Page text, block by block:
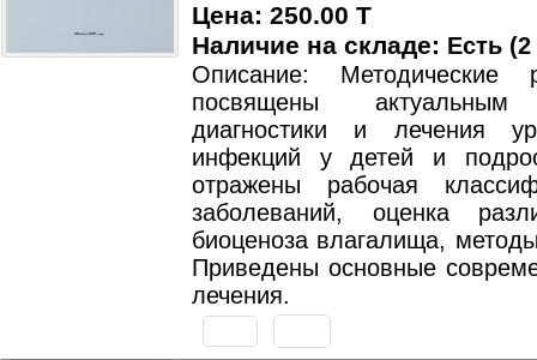
Цена: 250.00 T
Наличие на складе: Есть
Описание: Методические
посвящены актуальным
диагностики и лечения
инфекций у детей и
отражены рабочая
заболеваний, оценка
биоценоза влагалища,
Приведены основные
лечения.